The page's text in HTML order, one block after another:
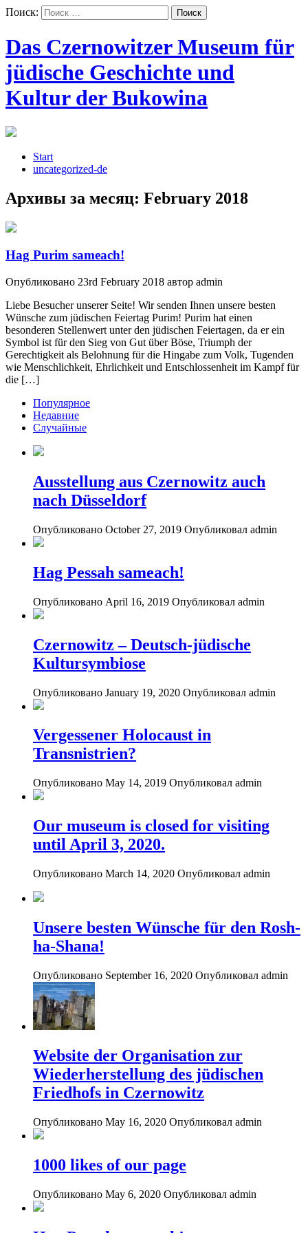
Поиск:
Das Czernowitzer Museum für
jüdische Geschichte und
Kultur der Bukowina
Start
uncategorized-de
Архивы за месяц: February 2018
Hag Purim sameach!
Опубликовано 23rd February 2018 автор admin
Liebe Besucher unserer Seite! Wir senden Ihnen unsere besten
Wünsche zum jüdischen Feiertag Purim! Purim hat einen
besonderen Stellenwert unter den jüdischen Feiertagen, da er ein
Symbol ist für den Sieg von Gut über Böse, Triumph der
Gerechtigkeit als Belohnung für die Hingabe zum Volk, Tugenden
wie Menschlichkeit, Ehrlichkeit und Entschlossenheit im Kampf für
die […]
Популярное
Недавние
Случайные
Ausstellung aus Czernowitz auch
nach Düsseldorf
Опубликовано October 27, 2019 Опубликовал admin
Hag Pessah sameach!
Опубликовано April 16, 2019 Опубликовал admin
Czernowitz – Deutsch-jüdische
Kultursymbiose
Опубликовано January 19, 2020 Опубликовал admin
Vergessener Holocaust in
Transnistrien?
Опубликовано May 14, 2019 Опубликовал admin
Оur museum is closed for visiting
until April 3, 2020.
Опубликовано March 14, 2020 Опубликовал admin
Unsere besten Wünsche für den Rosh-
ha-Shana!
Опубликовано September 16, 2020 Опубликовал admin
Website der Organisation zur
Wiederherstellung des jüdischen
Friedhofs in Czernowitz
Опубликовано May 16, 2020 Опубликовал admin
1000 likes of our page
Опубликовано May 6, 2020 Опубликовал admin